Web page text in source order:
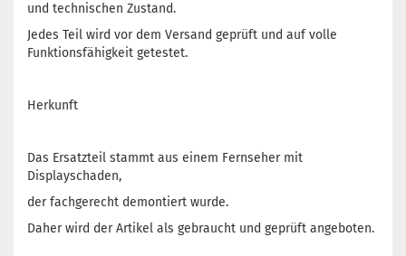
und technischen Zustand.
Jedes Teil wird vor dem Versand geprüft und auf volle
Funktionsfähigkeit getestet.
Herkunft
Das Ersatzteil stammt aus einem Fernseher mit
Displayschaden,
der fachgerecht demontiert wurde.
Daher wird der Artikel als gebraucht und geprüft angeboten.